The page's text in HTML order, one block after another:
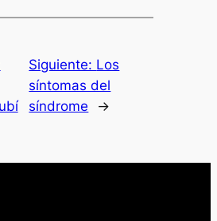
Siguiente: Los
síntomas del
síndrome
→